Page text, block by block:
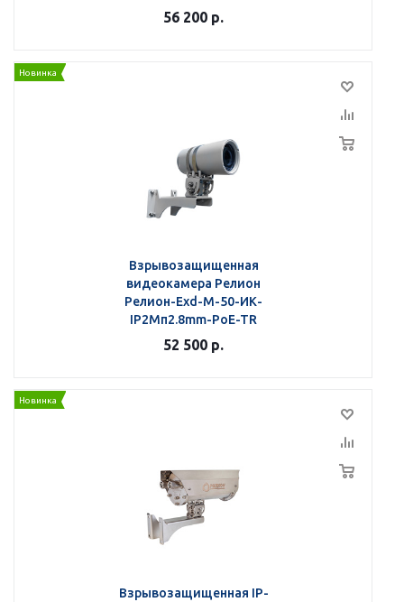
56 200 р.
Новинка
Взрывозащищенная
видеокамера Релион
Релион-Exd-М-50-ИК-
IP2Мп2.8mm-PoE-TR
52 500 р.
Новинка
Взрывозащищенная IP-